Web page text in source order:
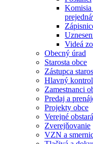
Komisia
Videá
Obecný úrad
Starosta obce
Zástupca
Hlavný
Zamestnanci
Predaj a
Projekty obce
Verejné
Zverejňovanie
VZN a